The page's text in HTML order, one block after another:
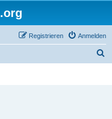
Anmelden
Registrieren